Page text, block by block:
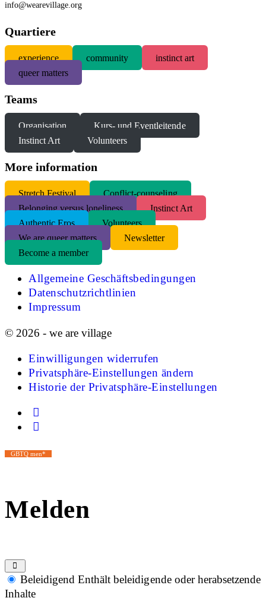
info@wearevillage.org
Quartiere
experience community
instinct art
queer matters
Teams
Organisation
Kurs- und Eventleitende
Instinct Art
Volunteers
More information
Stretch Festival
Conflict-counseling
Belonging versus loneliness
Instinct Art
Authentic Eros
Volunteers
We are queer matters
Newsletter
Become a member
Allgemeine Geschäftsbedingungen
Datenschutzrichtlinien
Impressum
© 2026 - we are village
Einwilligungen widerrufen
Privatsphäre-Einstellungen ändern
Historie der Privatsphäre-Einstellungen
GBTQ men*
Melden
Beleidigend Enthält beleidigende oder herabsetzende
Inhalte